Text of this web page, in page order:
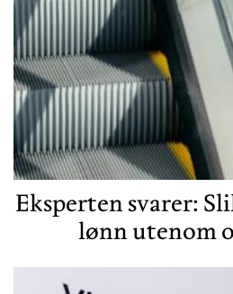
Eksperten svarer:
lønn utenom